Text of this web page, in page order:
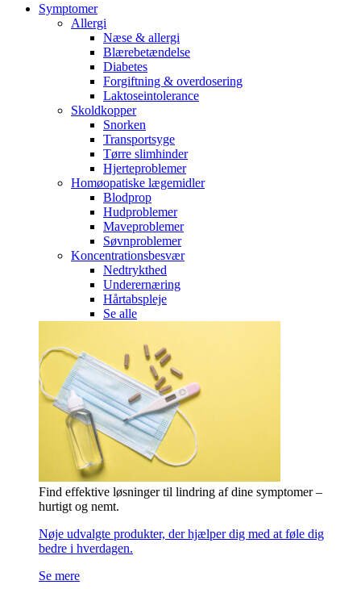
Symptomer
Allergi
Næse & allergi
Blærebetændelse
Diabetes
Forgiftning & overdosering
Laktoseintolerance
Skoldkopper
Snorken
Transportsyge
Tørre slimhinder
Hjerteproblemer
Homøopatiske lægemidler
Blodprop
Hudproblemer
Maveproblemer
Søvnproblemer
Koncentrationsbesvær
Nedtrykthed
Underernæring
Hårtabspleje
Se alle
Find effektive løsninger til lindring af dine symptomer –
hurtigt og nemt.
Nøje udvalgte produkter, der hjælper dig med at føle dig
bedre i hverdagen.
Se mere